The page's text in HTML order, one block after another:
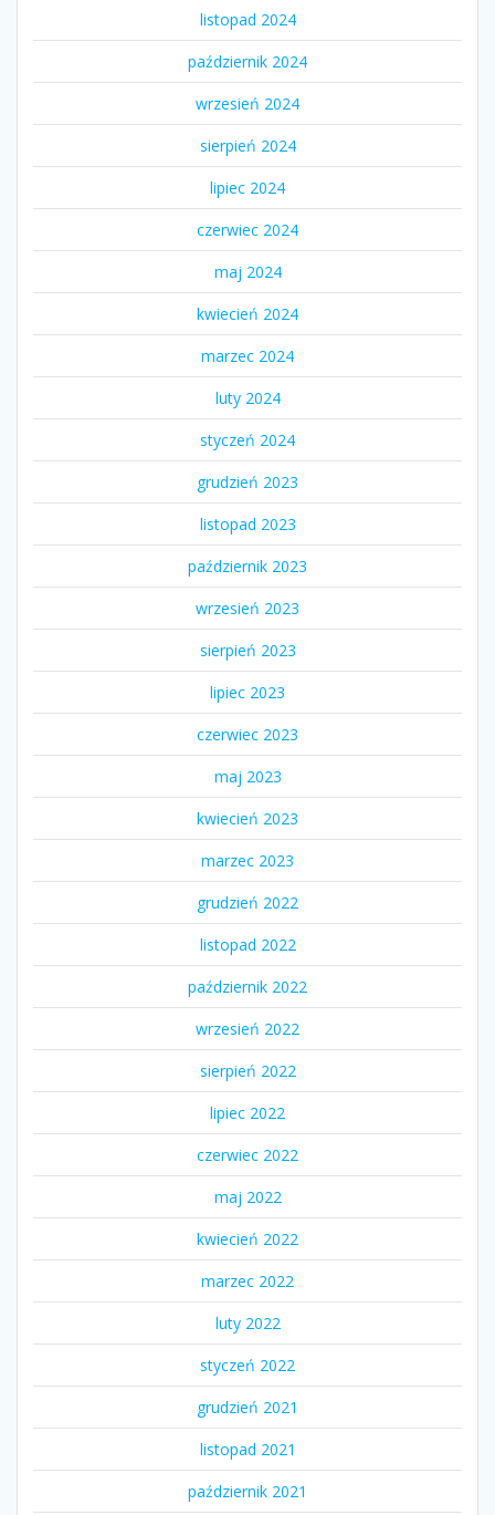
listopad 2024
październik 2024
wrzesień 2024
sierpień 2024
lipiec 2024
czerwiec 2024
maj 2024
kwiecień 2024
marzec 2024
luty 2024
styczeń 2024
grudzień 2023
listopad 2023
październik 2023
wrzesień 2023
sierpień 2023
lipiec 2023
czerwiec 2023
maj 2023
kwiecień 2023
marzec 2023
grudzień 2022
listopad 2022
październik 2022
wrzesień 2022
sierpień 2022
lipiec 2022
czerwiec 2022
maj 2022
kwiecień 2022
marzec 2022
luty 2022
styczeń 2022
grudzień 2021
listopad 2021
październik 2021